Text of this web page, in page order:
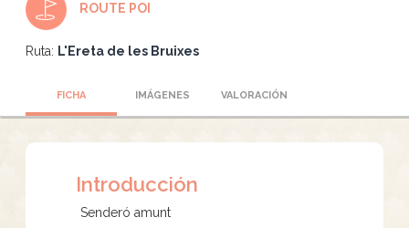
ROUTE POI
Ruta: L'Ereta de les Bruixes
FICHA IMÁGENES VALORACIÓN
Introducción
Senderó amunt